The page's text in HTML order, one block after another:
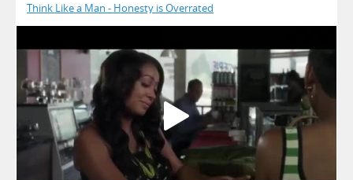
Think Like a Man - Honesty is Overrated